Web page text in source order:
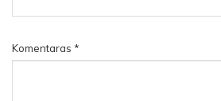
Komentaras *